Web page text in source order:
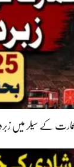
کے سیلر میں زبردست